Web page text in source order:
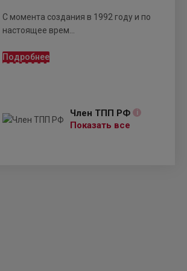
С момента создания в 1992 году и по
настоящее врем...
Подробнее
Член ТПП РФ i
Показать все